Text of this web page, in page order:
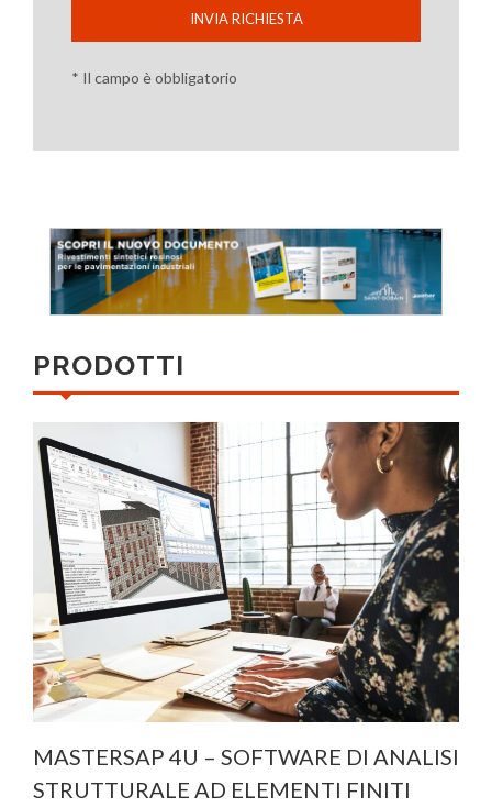
INVIA RICHIESTA
* Il campo è obbligatorio
PRODOTTI
MASTERSAP 4U – SOFTWARE DI ANALISI
STRUTTURALE AD ELEMENTI FINITI